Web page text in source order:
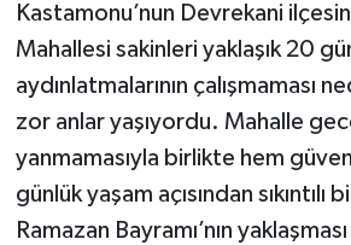
Kastamonu’nun Devrekani
Mahallesi sakinleri yaklaşık 20
aydınlatmalarının çalışmaması
zor anlar yaşıyordu. Mahalle
yanmamasıyla birlikte hem
günlük yaşam açısından
Ramazan Bayramı’nın
Merkez Haberleri
Pınarbaşı Haberleri
Şenpazar Haberleri
Seydiler Haberleri